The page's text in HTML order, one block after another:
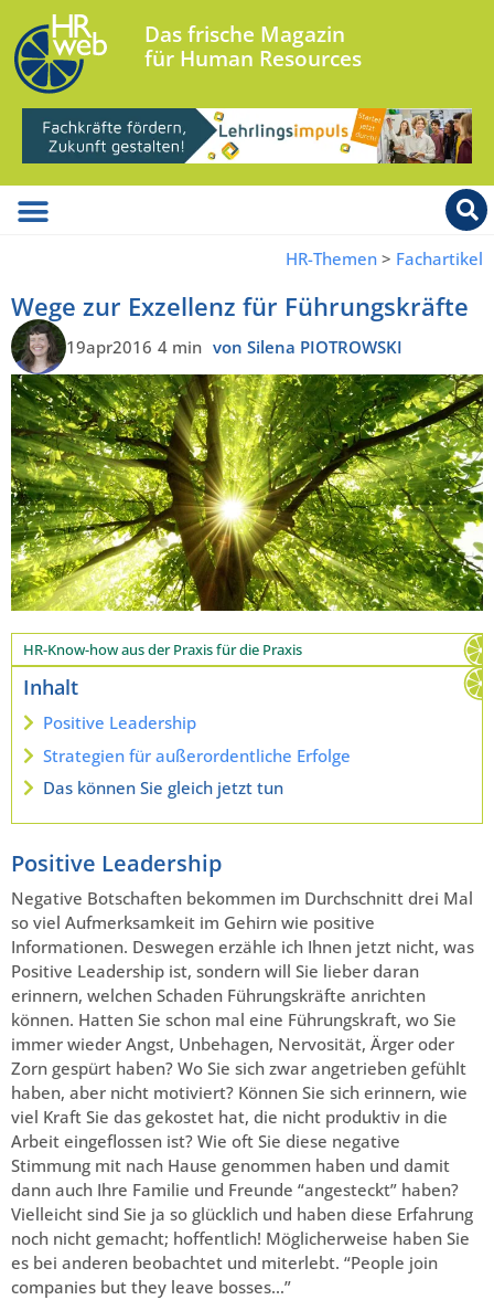
Das frische Magazin
für Human Resources
HR-Themen > Fachartikel
Wege zur Exzellenz für Führungskräfte
19apr2016 4 min von Silena PIOTROWSKI
HR-Know-how aus der Praxis für die Praxis
Inhalt
Positive Leadership
Strategien für außerordentliche Erfolge
Das können Sie gleich jetzt tun
Positive Leadership
Negative Botschaften bekommen im Durchschnitt drei Mal
so viel Aufmerksamkeit im Gehirn wie positive
Informationen. Deswegen erzähle ich Ihnen jetzt nicht, was
Positive Leadership ist, sondern will Sie lieber daran
erinnern, welchen Schaden Führungskräfte anrichten
können. Hatten Sie schon mal eine Führungskraft, wo Sie
immer wieder Angst, Unbehagen, Nervosität, Ärger oder
Zorn gespürt haben? Wo Sie sich zwar angetrieben gefühlt
haben, aber nicht motiviert? Können Sie sich erinnern, wie
viel Kraft Sie das gekostet hat, die nicht produktiv in die
Arbeit eingeflossen ist? Wie oft Sie diese negative
Stimmung mit nach Hause genommen haben und damit
dann auch Ihre Familie und Freunde “angesteckt” haben?
Vielleicht sind Sie ja so glücklich und haben diese Erfahrung
noch nicht gemacht; hoffentlich! Möglicherweise haben Sie
es bei anderen beobachtet und miterlebt. “People join
companies but they leave bosses…”